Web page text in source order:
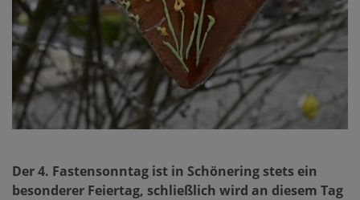
Der 4. Fastensonntag ist in Schönering stets ein
besonderer Feiertag, schließlich wird an diesem Tag